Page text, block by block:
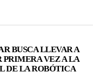
BUSCA LLEVAR A
PRIMERA VEZ A LA
DE LA ROBÓTICA